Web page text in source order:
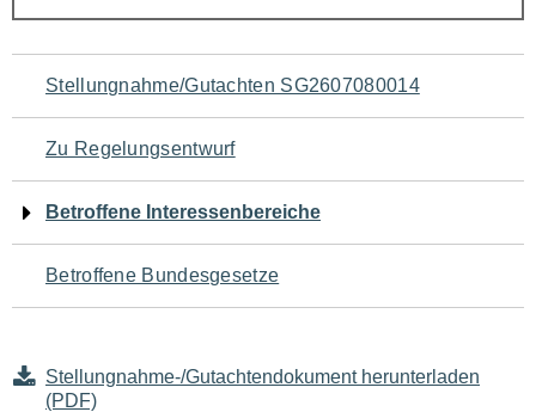
Navigation
für
den
Seiteninhalt
Stellungnahme/Gutachten SG2607080014
Zu Regelungsentwurf
Betroffene Interessenbereiche
Betroffene Bundesgesetze
Stellungnahme-/Gutachtendokument herunterladen
(PDF)